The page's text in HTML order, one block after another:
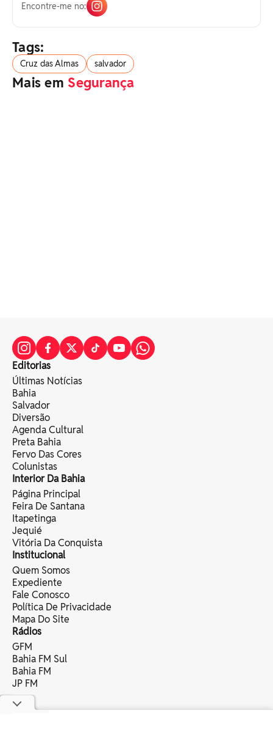
Encontre-me no:
Tags:
Cruz das Almas salvador
Mais em Segurança
Editorias
Últimas Notícias
Bahia
Salvador
Diversão
Agenda Cultural
Preta Bahia
Fervo Das Cores
Colunistas
Interior Da Bahia
Página Principal
Feira De Santana
Itapetinga
Jequié
Vitória Da Conquista
Institucional
Quem Somos
Expediente
Fale Conosco
Política De Privacidade
Mapa Do Site
Rádios
GFM
Bahia FM Sul
Bahia FM
JP FM